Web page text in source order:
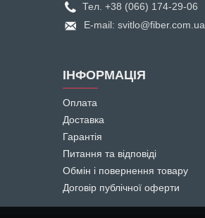
Тел. +38 (066) 174-29-06
E-mail: svitlo@fiber.com.ua
ІНФОРМАЦІЯ
Оплата
Доставка
Гарантія
Питання та відповіді
Обмін і повернення товару
Договір публічної оферти